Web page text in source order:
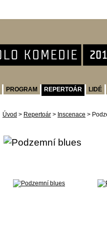
PROGRAM REPERTOÁR
LIDÉ
Úvod > Repertoár > Inscenace >